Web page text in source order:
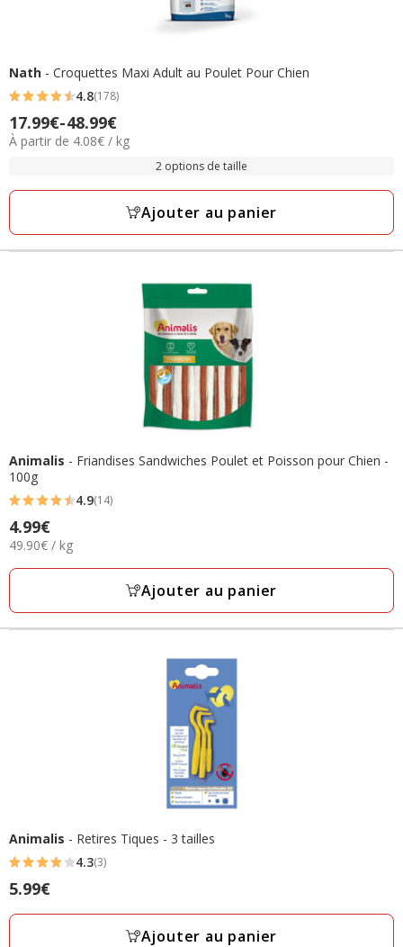
Nath - Croquettes Maxi Adult au Poulet Pour Chien
4.8
étoiles
avec
avis
4.8(178)
Prix
de
à
17.99€-48.99€
4.08€
À partir de 4.08€ / kg
2 options de taille
Ajouter au panier
Animalis - Friandises Sandwiches Poulet et Poisson pour Chien -
100g
4.9
étoiles
avec
14
4.9(14)
Prix
4.99€
4.99€
49.90€
Kg
49.90€ / kg
Ajouter au panier
Animalis - Retires Tiques - 3 tailles
4.3
étoiles
avec
4.3(3)
Prix
5.99€
5.99€
Ajouter au panier